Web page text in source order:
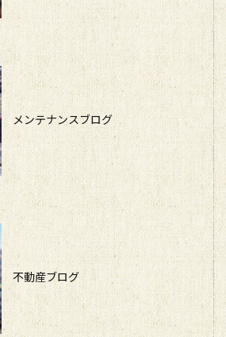
メンテナンスブログ
不動産ブログ